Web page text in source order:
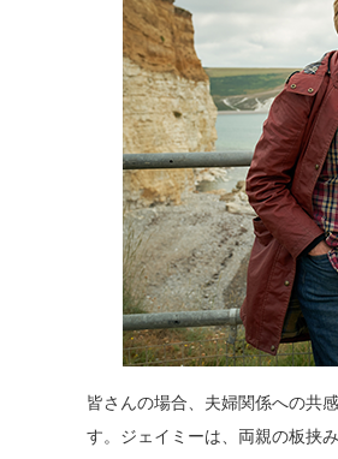
皆さんの場合、夫婦関係への共
す。ジェイミーは、両親の板挟